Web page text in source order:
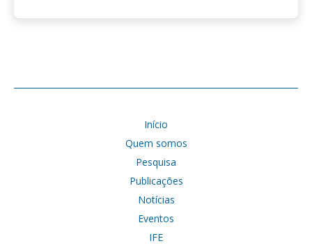
Início
Quem somos
Pesquisa
Publicações
Notícias
Eventos
IFE